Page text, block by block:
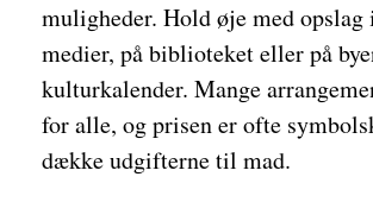
muligheder. Hold øje med
medier, på biblioteket eller på
kulturkalender. Mange
for alle, og prisen er ofte
dække udgifterne til mad.